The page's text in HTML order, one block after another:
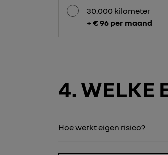
30.000 kilometer
+ € 96 per maand
4 WELKE
Hoe werkt eigen risico?